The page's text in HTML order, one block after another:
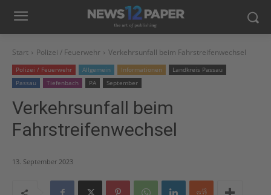
Start Polizei / Feuerwehr Verkehrsunfall beim Fahrstreifenwechsel
Polizei / Feuerwehr Allgemein Informationen
Landkreis Passau
Passau
Tiefenbach PA September
Verkehrsunfall beim
Fahrstreifenwechsel
13. September 2023